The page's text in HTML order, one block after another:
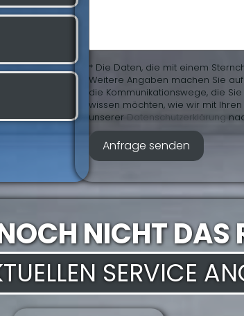
* Die Daten, die mit einem
Weitere Angaben machen Sie
die Kommunikationswege, die
wissen möchten, wie wir mit
unserer Daten­schutz­erklärung
NICHT DAS
SERVICE